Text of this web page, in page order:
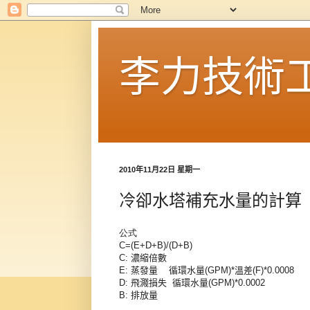
李力技術
2010年11月22日 星期一
冷卻水塔補充水量的計算
公式
C=(E+D+B)/(D+B)
C: 濃縮倍數
E: 蒸發量 循環水量(GPM)*溫差(F)*0.0008
D: 飛濺損失 循環水量(GPM)*0.0002
B: 排放量